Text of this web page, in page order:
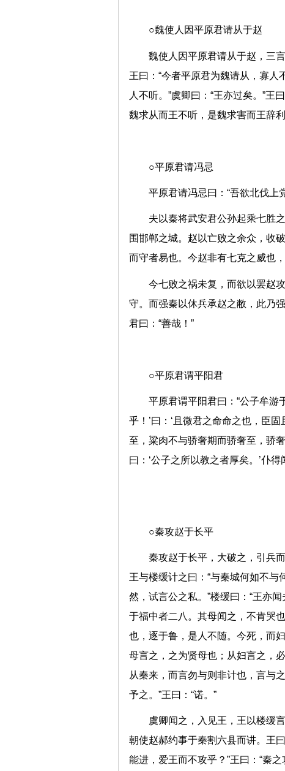
○魏使人因平原君请从于赵
魏使人因平原君请从于赵，三
王曰：“今者平原君为魏请从，寡人
人不听。”虞卿曰：“王亦过矣。”王
魏求从而王不听，是魏求害而王
○平原君请冯忌
平原君请冯忌曰：“吾欲北伐
夫以秦将武安君公孙起乘七胜
围邯郸之城。赵以亡败之余众，收
而守者易也。今赵非有七克之威
今七败之祸未复，而欲以罢赵
守。而强秦以休兵承赵之敝，此乃
君曰：“善哉！”
○平原君谓平阳君
平原君谓平阳君曰：“公子牟游
乎！’曰：‘且微君之命命之也，臣
至，粱肉不与骄奢期而骄奢至，骄
曰：‘公子之所以教之者厚矣。’仆
○秦攻赵于长平
秦攻赵于长平，大破之，引兵
王与楼缓计之曰：“与秦城何如不与
然，试言公之私。”楼缓曰：“王亦
于福中者二八。其母闻之，不肯哭
也，逐于鲁，是人不随。今死，而
母言之，之为贤母也；从妇言之，
从秦来，而言勿与则非计也，言与
予之。”王曰：“诺。”
虞卿闻之，入见王，王以楼缓
朝使赵郝约事于秦割六县而讲。王
能进，爱王而不攻乎？”王曰：“秦